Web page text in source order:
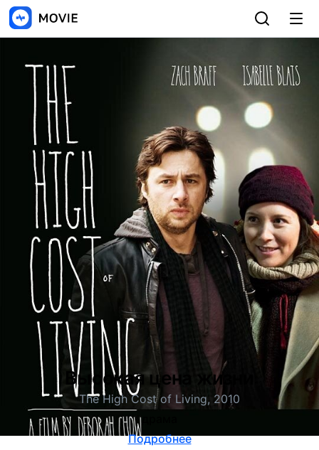
Высокая цена жизни
The High Cost of Living, 2010
Подробнее